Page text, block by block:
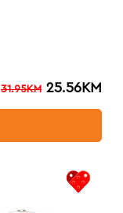
31.95KM 25.56KM